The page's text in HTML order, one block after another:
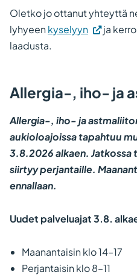
Oletko jo ottanut yhteyttä
lyhyeenkyselyyn(Vieraile
avautuu
ja
laadusta.
Allergia-, iho- ja
Allergia-, iho- ja
aukioloajoissa tapahtuu
3.8.2026 alkaen.
siirtyy perjantaille.
ennallaan.
Uudet palveluajat 3.8.
Maanantaisin klo 14–17
Perjantaisin klo 8–11